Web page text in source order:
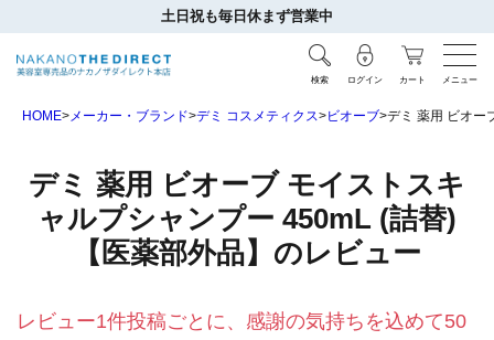
土日祝も毎日休まず営業中
検索 ログイン カート メニュー
HOME メーカー・ブランド デミ コスメティクス ビオーブ デミ 薬用 ビオー
デミ 薬用 ビオーブ モイストスキ
ャルプシャンプー 450mL (詰替)
【医薬部外品】のレビュー
レビュー1件投稿ごとに、感謝の気持ちを込めて50